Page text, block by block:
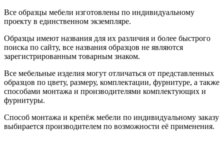
Все образцы мебели изготовлены по индивидуальному
проекту в единственном экземпляре.
Образцы имеют названия для их различия и более быстрого
поиска по сайту, все названия образцов не являются
зарегистрированным товарным знаком.
Все мебельные изделия могут отличаться от представленных
образцов по цвету, размеру, комплектации, фурнитуре, а также
способами монтажа и производителями комплектующих и
фурнитуры.
Способ монтажа и крепёж мебели по индивидуальному заказу
выбирается производителем по возможности её применения.